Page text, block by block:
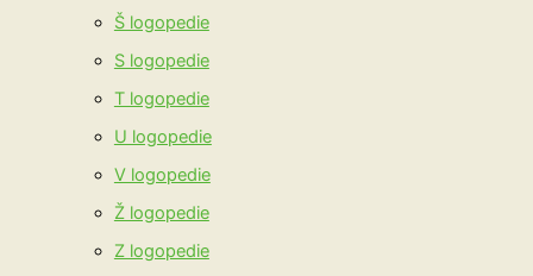
Š logopedie
S logopedie
T logopedie
U logopedie
V logopedie
Ž logopedie
Z logopedie